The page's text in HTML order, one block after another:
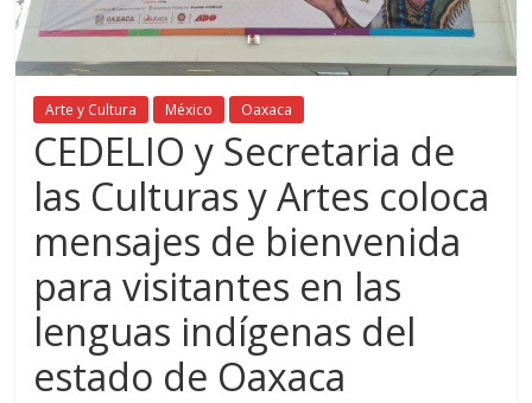
Arte y Cultura México Oaxaca
CEDELIO y Secretaria de
las Culturas y Artes coloca
mensajes de bienvenida
para visitantes en las
lenguas indígenas del
estado de Oaxaca